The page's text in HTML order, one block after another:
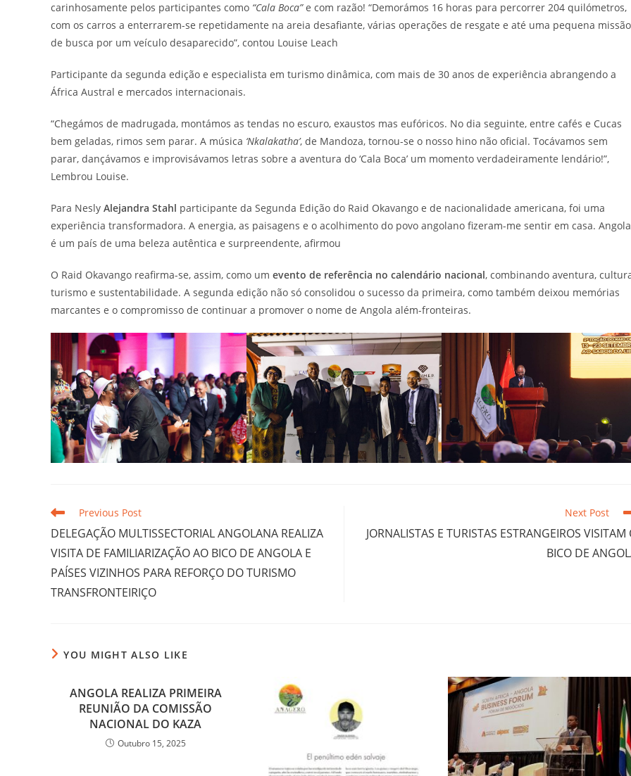
carinhosamente pelos participantes como “Cala Boca”e com razão! “Demorámos 16 horas para percorrer 204 quilómetros,
com os carros a enterrarem-se repetidamente na areia desafiante, várias operações de resgate e até uma pequena missão
de busca por um veículo desaparecido”, contou Louise Leach
Participante da segunda edição e especialista em turismo dinâmica, com mais de 30 anos de experiência abrangendo a
África Austral e mercados internacionais.
“Chegámos de madrugada, montámos as tendas no escuro, exaustos mas eufóricos. No dia seguinte, entre cafés e Cucas
bem geladas, rimos sem parar. A música ‘Nkalakatha’, de Mandoza, tornou-se o nosso hino não oficial. Tocávamos sem
parar, dançávamos e improvisávamos letras sobre a aventura do ‘Cala Boca’ um momento verdadeiramente lendário!”,
Lembrou Louise.
Para Nesly Alejandra Stahl participante da Segunda Edição do Raid Okavango e de nacionalidade americana, foi uma
experiência transformadora. A energia, as paisagens e o acolhimento do povo angolano fizeram-me sentir em casa. Angola
é um país de uma beleza autêntica e surpreendente, afirmou
O Raid Okavango reafirma-se, assim, como um evento de referência no calendário nacional, combinando aventura,
turismo e sustentabilidade. A segunda edição não só consolidou o sucesso da primeira, como também deixou memórias
marcantes e o compromisso de continuar a promover o nome de Angola além-fronteiras.
Previous Post
DELEGAÇÃO MULTISSECTORIAL ANGOLANA REALIZA
VISITA DE FAMILIARIZAÇÃO AO BICO DE ANGOLA E
PAÍSES VIZINHOS PARA REFORÇO DO TURISMO
TRANSFRONTEIRIÇO
Next Post
JORNALISTAS E TURISTAS ESTRANGEIROS VISITAM
BICO DE
YOU MIGHT ALSO LIKE
ANGOLA REALIZA PRIMEIRA
REUNIÃO DA COMISSÃO
NACIONAL DO KAZA
Outubro 15, 2025